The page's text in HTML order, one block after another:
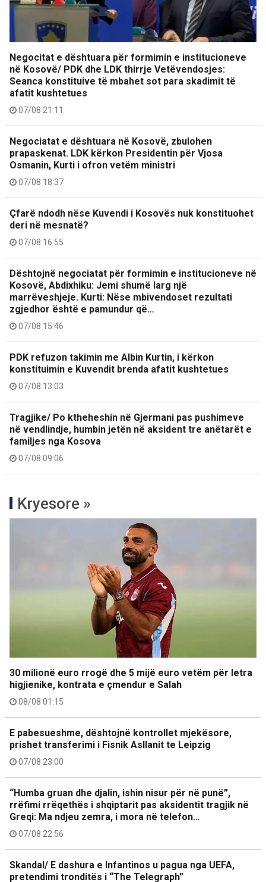
Negocitat e dështuara për formimin e institucioneve
në Kosovë/ PDK dhe LDK thirrje Vetëvendosjes:
Seanca konstituive të mbahet sot para skadimit të
afatit kushtetues
07/08 21:11
Negociatat e dështuara në Kosovë, zbulohen
prapaskenat. LDK kërkon Presidentin për Vjosa
Osmanin, Kurti i ofron vetëm ministri
07/08 18:37
Çfarë ndodh nëse Kuvendi i Kosovës nuk konstituohet
deri në mesnatë?
07/08 16:55
Dështojnë negociatat për formimin e institucioneve në
Kosovë, Abdixhiku: Jemi shumë larg një
marrëveshjeje. Kurti: Nëse mbivendoset rezultati
zgjedhor është e pamundur që…
07/08 15:46
PDK refuzon takimin me Albin Kurtin, i kërkon
konstituimin e Kuvendit brenda afatit kushtetues
07/08 13:03
Tragjike/ Po ktheheshin në Gjermani pas pushimeve
në vendlindje, humbin jetën në aksident tre anëtarët e
familjes nga Kosova
07/08 09:06
Kryesore »
30 milionë euro rrogë dhe 5 mijë euro vetëm për letra
higjienike, kontrata e çmendur e Salah
08/08 01:15
E pabesueshme, dështojnë kontrollet mjekësore,
prishet transferimi i Fisnik Asllanit te Leipzig
07/08 23:00
“Humba gruan dhe djalin, ishin nisur për në punë”,
rrëfimi rrëqethës i shqiptarit pas aksidentit tragjik në
Greqi: Ma ndjeu zemra, i mora në telefon…
07/08 22:56
Skandal/ E dashura e Infantinos u pagua nga UEFA,
pretendimi tronditës i “The Telegraph”